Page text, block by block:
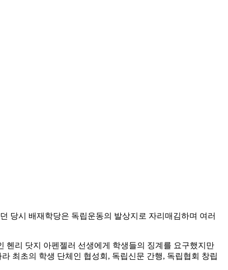
당시 배재학당은 독립운동의 발상지로 자리매김하며 여러
헨리 닷지 아펜젤러 선생에게 학생들의 징계를 요구했지만
최초의 학생 단체인 협성회, 독립신문 간행, 독립협회 창립